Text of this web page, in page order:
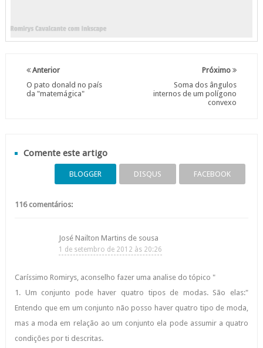
Próximo
Soma dos ângulos
internos de um polígono
convexo
Anterior
O pato donald no país
da "matemágica"
Comente este artigo
BLOGGER DISQUS FACEBOOK
116 comentários:
José Nailton Martins de sousa
1 de setembro de 2012 às 20:26
Caríssimo Romirys, aconselho fazer uma analise do tópico "
1. Um conjunto pode haver quatro tipos de modas. São elas:"
Entendo que em um conjunto não posso haver quatro tipo de moda,
mas a moda em relação ao um conjunto ela pode assumir a quatro
condições por ti descritas.